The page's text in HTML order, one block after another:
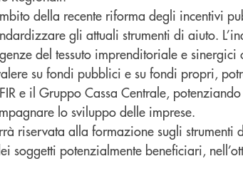
della recente riforma degli incentivi
gli attuali strumenti di aiuto.
del tessuto imprenditoriale e sinergici
su fondi pubblici e su fondi propri,
e il Gruppo Cassa Centrale,
lo sviluppo delle imprese.
riservata alla formazione sugli strumenti
soggetti potenzialmente beneficiari,